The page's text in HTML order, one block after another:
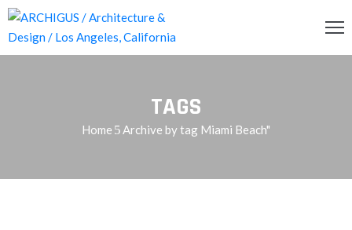
TAGS
Home Archive by tag Miami Beach"